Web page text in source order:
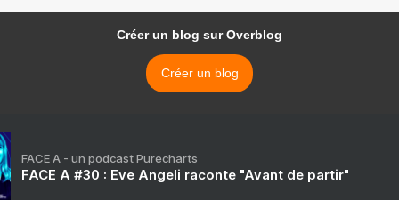
Créer un blog sur Overblog
Créer un blog
FACE A - un podcast Purecharts
FACE A #30 : Eve Angeli raconte "Avant de partir"